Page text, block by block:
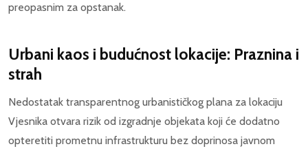
preopasnim za opstanak.
Urbani kaos i budućnost lokacije: Praznina i
strah
Nedostatak transparentnog urbanističkog plana za lokaciju
Vjesnika otvara rizik od izgradnje objekata koji će dodatno
opteretiti prometnu infrastrukturu bez doprinosa javnom